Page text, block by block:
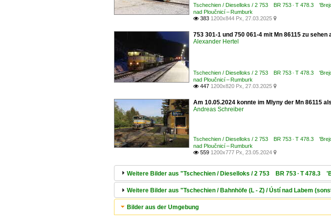
Tschechien / Dieselloks / 2 753 BR 753 · T 478.3
nad Ploučnicí – Rumburk
 383 1200x844 Px, 27.03.2025 
753 301-1 und 750 061-4 mit Mn 86115 zu
Alexander Hertel
Tschechien / Dieselloks / 2 753 BR 753 · T 478.3
nad Ploučnicí – Rumburk
 447 1200x820 Px, 27.03.2025 
Am 10.05.2024 konnte im Mlyny der Mn 86115
Andreas Schreiber
Tschechien / Dieselloks / 2 753 BR 753 · T 478.3
nad Ploučnicí – Rumburk
 559 1200x777 Px, 23.05.2024 
Weitere Bilder aus "Tschechien / Dieselloks / 2 753 BR 753 · T 478.3
Weitere Bilder aus "Tschechien / Bahnhöfe (L - Z) / Ústí nad Labem
Bilder aus der Umgebung